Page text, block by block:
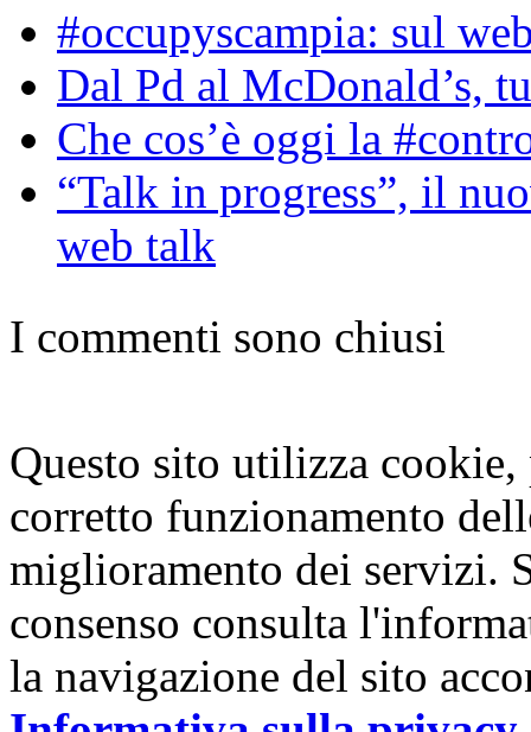
#occupyscampia: sul
Dal Pd al McDonald’s,
Che cos’è oggi la
“Talk in progress”, il
web talk
I commenti sono chiusi
Questo sito utilizza
corretto funzionamento
miglioramento dei servizi.
consenso consulta
la navigazione del sito